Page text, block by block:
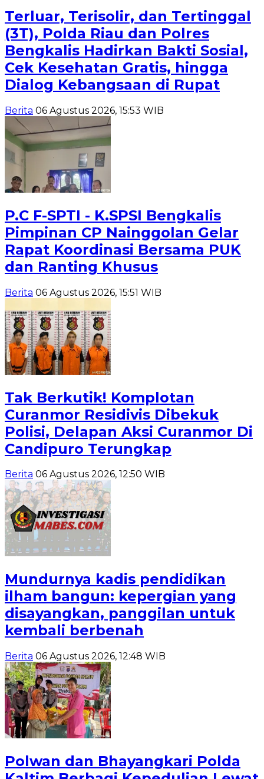
Terluar, Terisolir, dan Tertinggal
(3T), Polda Riau dan Polres
Bengkalis Hadirkan Bakti Sosial,
Cek Kesehatan Gratis, hingga
Dialog Kebangsaan di Rupat
Berita 06 Agustus 2026, 15:53 WIB
P.C F-SPTI - K.SPSI Bengkalis
Pimpinan CP Nainggolan Gelar
Rapat Koordinasi Bersama PUK
dan Ranting Khusus
Berita 06 Agustus 2026, 15:51 WIB
Tak Berkutik! Komplotan
Curanmor Residivis Dibekuk
Polisi, Delapan Aksi Curanmor Di
Candipuro Terungkap
Berita 06 Agustus 2026, 12:50 WIB
Mundurnya kadis pendidikan
ilham bangun: kepergian yang
disayangkan, panggilan untuk
kembali berbenah
Berita 06 Agustus 2026, 12:48 WIB
Polwan dan Bhayangkari Polda